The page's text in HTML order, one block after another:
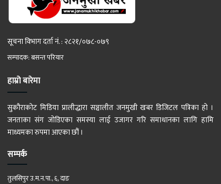
सूचना विभाग दर्ता नं. : २८२१/०७८-०७९
सम्पादक: बसन्त परियार
हाम्रो बारेमा
सुकौराकोट मिडिया प्रालीद्धारा सञ्चालीत जनमुखी खबर डिजिटल पत्रिका हो ।
जनताका संग जोडिएका समस्या लाई उजागर गरि समाधानका लागि हामि
माध्यमका रुपमा आएका छौं ।
सम्पर्क
तुलसिपुर उ.म.न.पा., ६, दाङ